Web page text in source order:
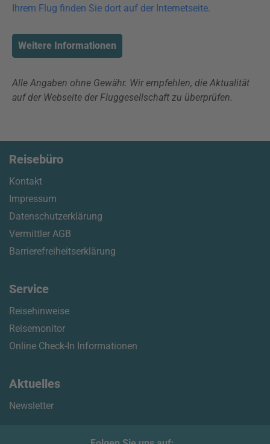
Ihrem Flug finden Sie dort auf der Internetseite.
Weitere Informationen
Alle Angaben ohne Gewähr. Wir empfehlen, die Aktualität
auf der Webseite der Fluggesellschaft zu überprüfen.
Reisebüro
Kontakt
Impressum
Datenschutzerklärung
Vermittler AGB
Barrierefreiheitserklärung
Service
Reisehinweise
Reisemonitor
Online Check-In Informationen
Aktuelles
Newsletter